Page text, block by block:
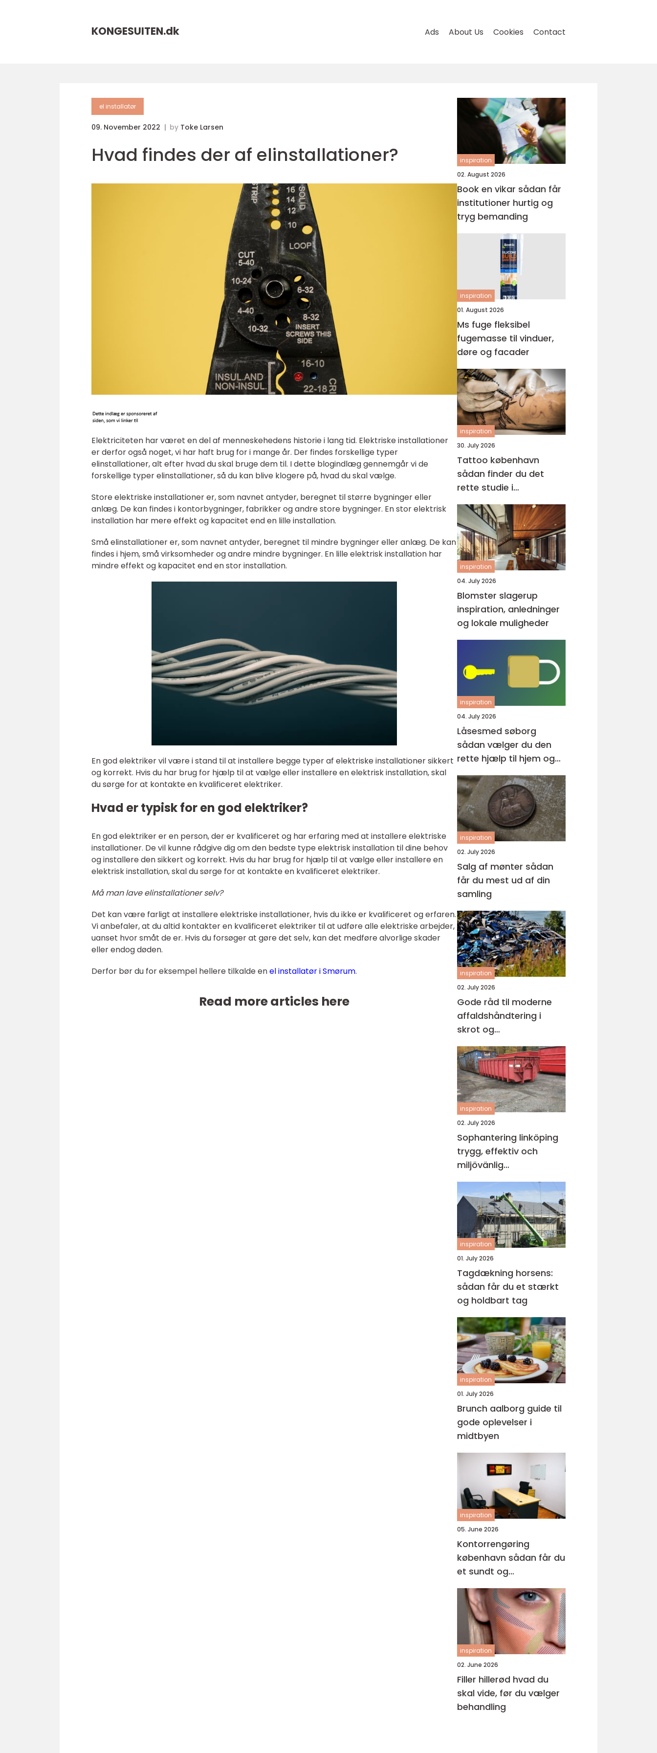
KONGESUITEN.dk Ads About Us Cookies Contact
el installatør
09. November 2022 by Toke Larsen
Hvad findes der af elinstallationer?
Elektriciteten har været en del af menneskehedens historie i lang tid. Elektriske installationer
er derfor også noget, vi har haft brug for i mange år. Der findes forskellige typer
elinstallationer, alt efter hvad du skal bruge dem til. I dette blogindlæg gennemgår vi de
forskellige typer elinstallationer, så du kan blive klogere på, hvad du skal vælge.
Store elektriske installationer er, som navnet antyder, beregnet til større bygninger eller
anlæg. De kan findes i kontorbygninger, fabrikker og andre store bygninger. En stor elektrisk
installation har mere effekt og kapacitet end en lille installation.
Små elinstallationer er, som navnet antyder, beregnet til mindre bygninger eller anlæg. De kan
findes i hjem, små virksomheder og andre mindre bygninger. En lille elektrisk installation har
mindre effekt og kapacitet end en stor installation.
En god elektriker vil være i stand til at installere begge typer af elektriske installationer sikkert
og korrekt. Hvis du har brug for hjælp til at vælge eller installere en elektrisk installation, skal
du sørge for at kontakte en kvalificeret elektriker.
Hvad er typisk for en god elektriker?
En god elektriker er en person, der er kvalificeret og har erfaring med at installere elektriske
installationer. De vil kunne rådgive dig om den bedste type elektrisk installation til dine behov
og installere den sikkert og korrekt. Hvis du har brug for hjælp til at vælge eller installere en
elektrisk installation, skal du sørge for at kontakte en kvalificeret elektriker.
Må man lave elinstallationer selv?
Det kan være farligt at installere elektriske installationer, hvis du ikke er kvalificeret og erfaren.
Vi anbefaler, at du altid kontakter en kvalificeret elektriker til at udføre alle elektriske arbejder,
uanset hvor småt de er. Hvis du forsøger at gøre det selv, kan det medføre alvorlige skader
eller endog døden.
Derfor bør du for eksempel hellere tilkalde enel installatør i Smørum.
Read more articles here
inspiration
02. August 2026
Book en vikar sådan får
institutioner hurtig og
tryg bemanding
inspiration
01. August 2026
Ms fuge fleksibel
fugemasse til vinduer,
døre og facader
inspiration
30. July 2026
Tattoo københavn
sådan finder du det
rette studie i
hovedstaden
inspiration
04. July 2026
Blomster slagerup
inspiration, anledninger
og lokale muligheder
inspiration
04. July 2026
Låsesmed søborg
sådan vælger du den
rette hjælp til hjem og
erhverv
inspiration
02. July 2026
Salg af mønter sådan
får du mest ud af din
samling
inspiration
02. July 2026
Gode råd til moderne
affaldshåndtering i
skrot og
affaldsbranchen
inspiration
02. July 2026
Sophantering linköping
trygg, effektiv och
miljövänlig
avfallshantering
inspiration
01. July 2026
Tagdækning horsens:
sådan får du et stærkt
og holdbart tag
inspiration
01. July 2026
Brunch aalborg guide til
gode oplevelser i
midtbyen
inspiration
05. June 2026
Kontorrengøring
københavn sådan får du
et sundt og
professionelt
arbejdsmiljø
inspiration
02. June 2026
Filler hillerød hvad du
skal vide, før du vælger
behandling